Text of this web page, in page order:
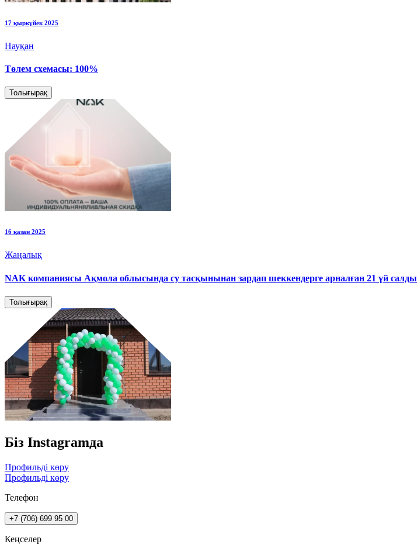
17 қыркүйек 2025
Науқан
Төлем схемасы: 100%
Толығырақ
16 қазан 2025
Жаңалық
NAK компаниясы Ақмола облысында су тасқынынан зардап шеккендерге арналған 21 үй салды
Толығырақ
Біз Instagramда
Профильді көру
Профильді көру
Телефон
+7 (706) 699 95 00
Кеңселер